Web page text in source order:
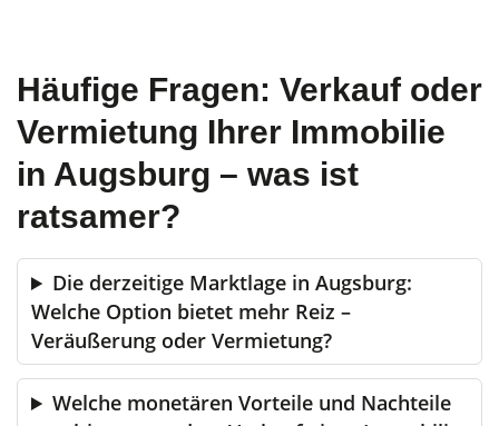
Häufige Fragen: Verkauf oder
Vermietung Ihrer Immobilie
in Augsburg – was ist
ratsamer?
Die derzeitige Marktlage in Augsburg:
Welche Option bietet mehr Reiz –
Veräußerung oder Vermietung?
Welche monetären Vorteile und Nachteile